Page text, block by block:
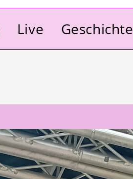
Live Geschichte